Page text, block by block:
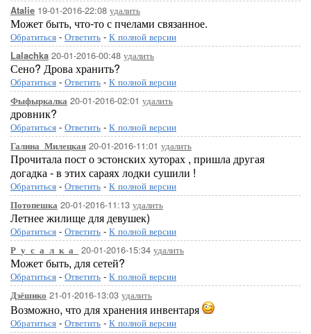
Atalie 19-01-2016-22:08 удалить
Может быть, что-то с пчелами связанное.
Обратиться - Ответить - К полной версии
Lalachka 20-01-2016-00:48 удалить
Сено? Дрова хранить?
Обратиться - Ответить - К полной версии
Фыфыркалка 20-01-2016-02:01 удалить
дровник?
Обратиться - Ответить - К полной версии
Галина_Милецкая 20-01-2016-11:01 удалить
Прочитала пост о эстонских хуторах , пришла другая
догадка - в этих сараях лодки сушили !
Обратиться - Ответить - К полной версии
Потопешка 20-01-2016-11:13 удалить
Летнее жилище для девушек)
Обратиться - Ответить - К полной версии
Р_у_с_а_л_к_а_ 20-01-2016-15:34 удалить
Может быть, для сетей?
Обратиться - Ответить - К полной версии
Дзёшико 21-01-2016-13:03 удалить
Возможно, что для хранения инвентаря
Обратиться - Ответить - К полной версии